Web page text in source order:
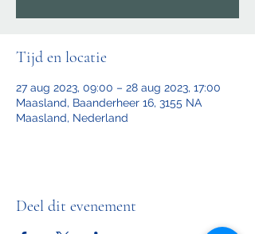
Tijd en locatie
27 aug 2023, 09:00 – 28 aug 2023, 17:00
Maasland, Baanderheer 16, 3155 NA
Maasland, Nederland
Deel dit evenement